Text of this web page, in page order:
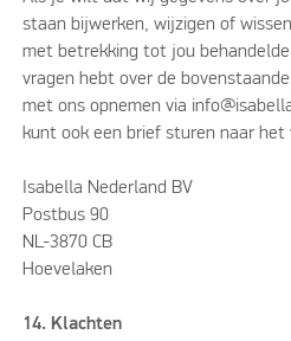
staan bijwerken, wijzigen of
met betrekking tot jou
vragen hebt over de
met ons opnemen via
kunt ook een brief sturen naar het
Isabella Nederland BV
Postbus 90
NL-3870 CB
Hoevelaken
14. Klachten